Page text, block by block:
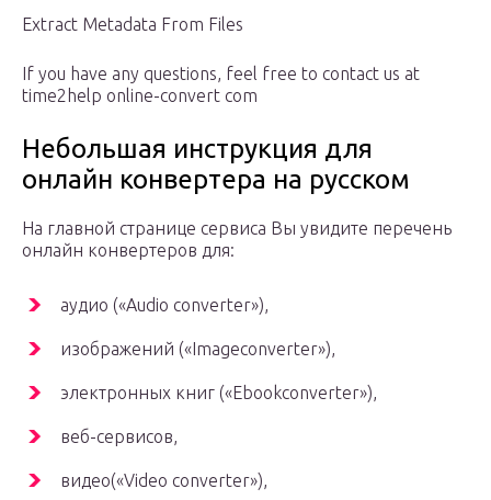
Extract Metadata From Files
If you have any questions, feel free to contact us at
time2help online-convert com
Небольшая инструкция для
онлайн конвертера на русском
На главной странице сервиса Вы увидите перечень
онлайн конвертеров для:
аудио («Audio converter»),
изображений («Imageconverter»),
электронных книг («Ebookconverter»),
веб-сервисов,
видео(«Video converter»),